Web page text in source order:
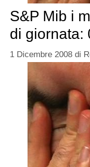
S&P Mib i
di giornata:
1 Dicembre 2008 di